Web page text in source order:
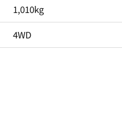
1,010kg
4WD